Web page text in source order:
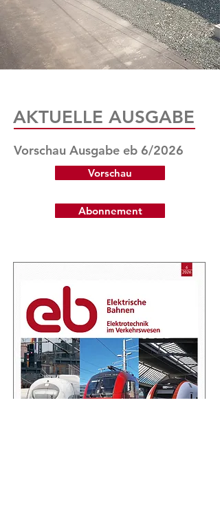
AKTUELLE AUSGABE
Vorschau Ausgabe eb 6/2026
Vorschau
Abonnement